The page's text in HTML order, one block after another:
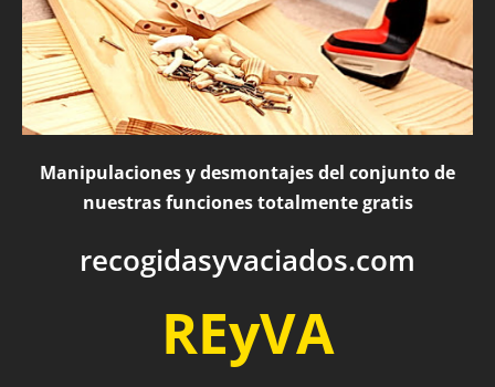
Manipulaciones y desmontajes del conjunto de
nuestras funciones totalmente gratis
recogidasyvaciados.com
REyVA